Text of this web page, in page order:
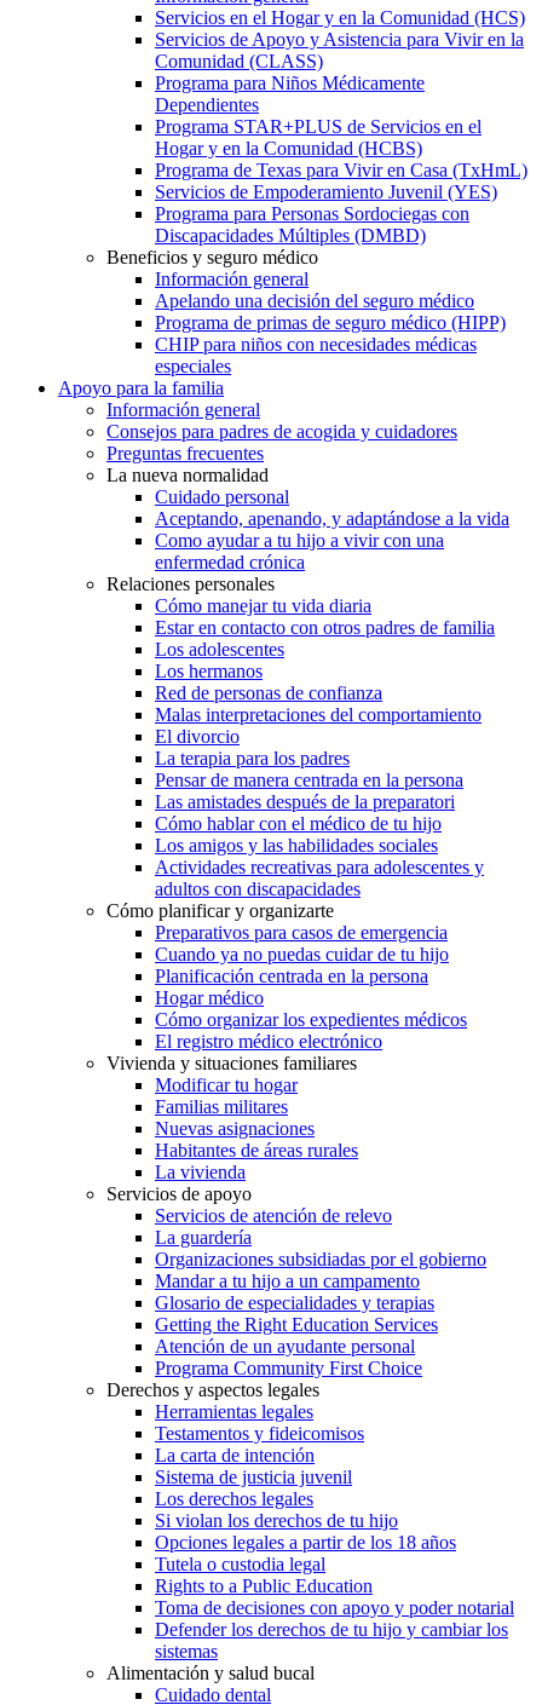
Servicios en el Hogar y en la Comunidad (HCS)
Servicios de Apoyo y Asistencia para Vivir en la
Comunidad (CLASS)
Programa para Niños Médicamente
Dependientes
Programa STAR+PLUS de Servicios en el
Hogar y en la Comunidad (HCBS)
Programa de Texas para Vivir en Casa (TxHmL)
Servicios de Empoderamiento Juvenil (YES)
Programa para Personas Sordociegas con
Discapacidades Múltiples (DMBD)
Beneficios y seguro médico
Información general
Apelando una decisión del seguro médico
Programa de primas de seguro médico (HIPP)
CHIP para niños con necesidades médicas
especiales
Apoyo para la familia
Información general
Consejos para padres de acogida y cuidadores
Preguntas frecuentes
La nueva normalidad
Cuidado personal
Aceptando, apenando, y adaptándose a la vida
Como ayudar a tu hijo a vivir con una
enfermedad crónica
Relaciones personales
Cómo manejar tu vida diaria
Estar en contacto con otros padres de familia
Los adolescentes
Los hermanos
Red de personas de confianza
Malas interpretaciones del comportamiento
El divorcio
La terapia para los padres
Pensar de manera centrada en la persona
Las amistades después de la preparatori
Cómo hablar con el médico de tu hijo
Los amigos y las habilidades sociales
Actividades recreativas para adolescentes y
adultos con discapacidades
Cómo planificar y organizarte
Preparativos para casos de emergencia
Cuando ya no puedas cuidar de tu hijo
Planificación centrada en la persona
Hogar médico
Cómo organizar los expedientes médicos
El registro médico electrónico
Vivienda y situaciones familiares
Modificar tu hogar
Familias militares
Nuevas asignaciones
Habitantes de áreas rurales
La vivienda
Servicios de apoyo
Servicios de atención de relevo
La guardería
Organizaciones subsidiadas por el gobierno
Mandar a tu hijo a un campamento
Glosario de especialidades y terapias
Getting the Right Education Services
Atención de un ayudante personal
Programa Community First Choice
Derechos y aspectos legales
Herramientas legales
Testamentos y fideicomisos
La carta de intención
Sistema de justicia juvenil
Los derechos legales
Si violan los derechos de tu hijo
Opciones legales a partir de los 18 años
Tutela o custodia legal
Rights to a Public Education
Toma de decisiones con apoyo y poder notarial
Defender los derechos de tu hijo y cambiar los
sistemas
Alimentación y salud bucal
Cuidado dental